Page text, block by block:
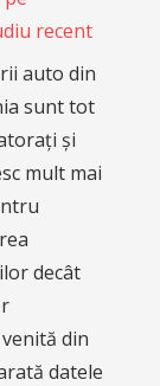
recent
auto din
sunt tot
și
mult mai
decât
din
datele